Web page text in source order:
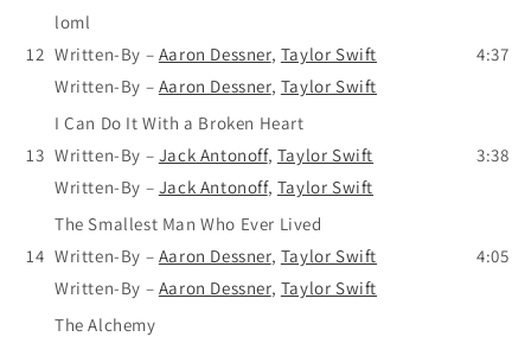
12
loml
Written-By – Aaron Dessner, Taylor Swift
Written-By – Aaron Dessner, Taylor Swift
4:37
13
I Can Do It With a Broken Heart
Written-By – Jack Antonoff, Taylor Swift
Written-By – Jack Antonoff, Taylor Swift
3:38
14
The Smallest Man Who Ever Lived
Written-By – Aaron Dessner, Taylor Swift
Written-By – Aaron Dessner, Taylor Swift
4:05
The Alchemy